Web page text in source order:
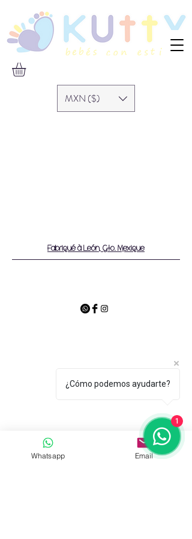
MXN ($)
Fabriqué à León, Gto. Mexique
Whatsapp Email
¿Cómo podemos ayudarte?
1